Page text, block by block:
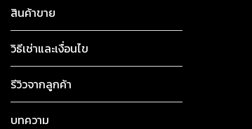
สินค้าขาย
วิธีเช่าและเงื่อนไข
รีวิวจากลูกค้า
บทความ